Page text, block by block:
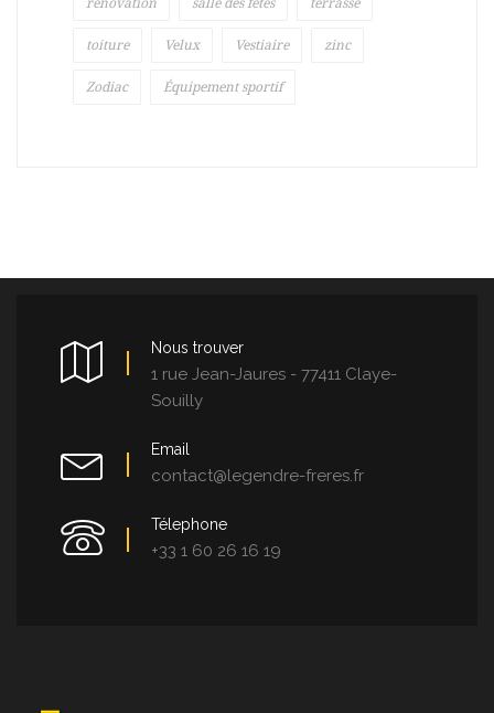
rénovation salle des fêtes terrasse
toiture Velux Vestiaire zinc
Zodiac Équipement sportif
Nous trouver
1 rue Jean-Jaures - 77411 Claye-
Souilly
Email
contact@legendre-freres.fr
Télephone
+33 1 60 26 16 19